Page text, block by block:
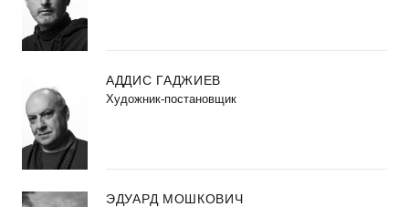
АДДИС ГАДЖИЕВ
Художник-постановщик
ЭДУАРД МОШКОВИЧ